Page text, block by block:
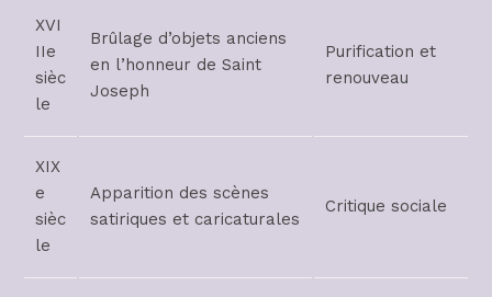
XVI
IIe
sièc
le
Brûlage d’objets anciens
en l’honneur de Saint
Joseph
Purification et
renouveau
XIX
e
sièc
le
Apparition des scènes
satiriques et caricaturales
Critique sociale